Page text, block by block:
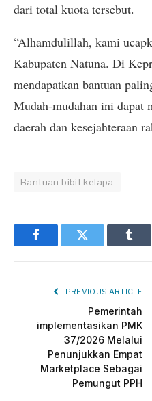
dari total kuota tersebut.
“Alhamdulillah, kami
Kabupaten Natuna. Di
mendapatkan bantuan
Mudah-mudahan ini dapat
daerah dan kesejahteraan
Bantuan bibit kelapa
FacebookTwitter
PREVIOUS ARTICLE
Pemerintah
implementasikan PMK
37/2026 Melalui
Penunjukkan Empat
Marketplace Sebagai
Pemungut PPH